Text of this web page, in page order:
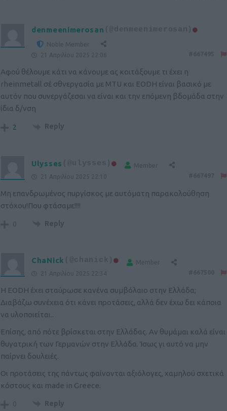
denmeenimerosan (@denmeenimerosan)
Noble Member
21 Απριλίου 2025 22:06
Αφού θέλουμε κάτι να κάνουμε ας κοιτάξουμε τι έχει η
rheinmetall σέ σθνεργασία με MTU και EODH είναι βασικό με
αυτόν που συνεργάζεσαι να είναι και την επόμενη βδομάδα στην
ίδια δ/νση
2 Reply
Ulysses
Member
21 Απριλίου 2025 22:10
Μη επανδρωμένος πυργίσκος με αυτόματη παρακολούθηση
στόχου!Που φτάσαμε!!!!
0 Reply
ChaNick
Member
21 Απριλίου 2025 22:34
Η EODH έχει σταύρωσε κανένα συμβόλαιο στην Ελλάδα;
Διαβάζω συνέχεια ότι κάνει προτάσεις, αλλά δεν έχω δει κάποια
να υλοποιείται..
Επίσης, από πότε βρίσκεται στην Ελλάδας. Αν θυμάμαι καλά είναι
θυγατρική των Γερμανών στην Ελλάδα. Ίσως γι αυτό να μην
παίρνει δουλειές.
Οι προτάσεις της πάντως φαίνονται αξιόλογες, χαμηλού σχετικά
κόστους και made in Greece.
0 Reply